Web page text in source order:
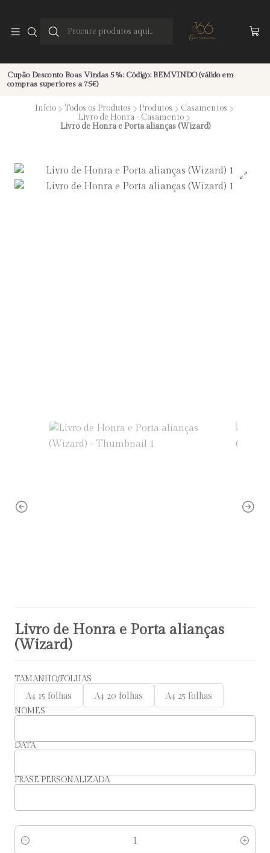
Cupão Desconto Boas Vindas 5%: Código: BEMVINDO (válido em
compras superiores a 75€)
Início Todos os Produtos Produtos
Casamentos
Livro de Honra - Casamento
Livro de Honra e Porta alianças (Wizard)
Livro de Honra e Porta alianças
(Wizard)
TAMANHO/FOLHAS
A4 15 folhas A4 20 folhas A4 25 folhas
NOMES
DATA
FRASE PERSONALIZADA
Quantidade